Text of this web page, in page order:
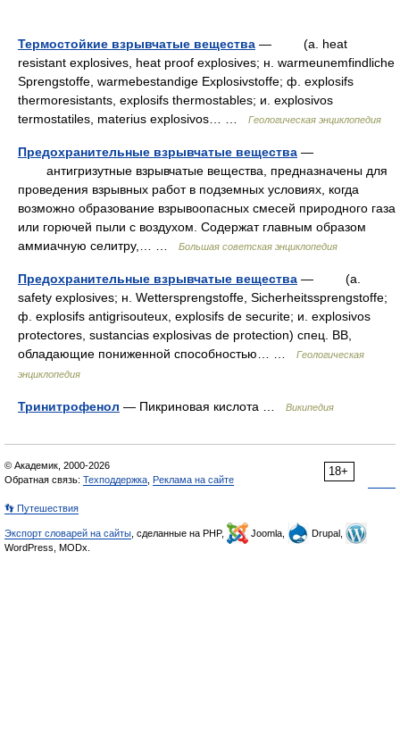
Термостойкие взрывчатые вещества — (a. heat
resistant explosives, heat proof explosives; н. warmeunemfindliche
Sprengstoffe, warmebestandige Explosivstoffe; ф. explosifs
thermoresistants, explosifs thermostables; и. explosivos
termostatiles, materius explosivos… …
Геологическая энциклопедия
Предохранительные взрывчатые вещества —
антигризутные взрывчатые вещества, предназначены для
проведения взрывных работ в подземных условиях, когда
возможно образование взрывоопасных смесей природного газа
или горючей пыли с воздухом. Содержат главным образом
аммиачную селитру,… …
Большая советская энциклопедия
Предохранительные взрывчатые вещества — (a.
safety explosives; н. Wettersprengstoffe, Sicherheitssprengstoffe;
ф. explosifs antigrisouteux, explosifs de securite; и. explosivos
protectores, sustancias explosivas de protection) спец. ВВ,
обладающие пониженной способностью… …
Геологическая
энциклопедия
Тринитрофенол — Пикриновая кислота … Википедия
18+
© Академик, 2000-2026
Обратная связь: Техподдержка Реклама на сайте
👣 Путешествия
Экспорт словарей на сайты , сделанные на PHP, Joomla,
Drupal,
WordPress, MODx.